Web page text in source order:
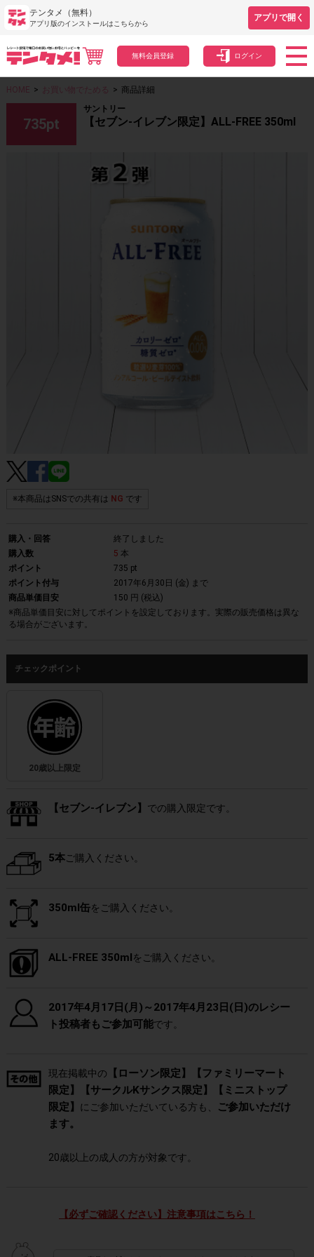
テンタメ（無料）
アプリ版のインストールはこちらから
アプリで開く
無料会員登録 ログイン
HOME > お買い物でためる > 商品詳細
735pt
サントリー
【セブン-イレブン限定】ALL-FREE 350ml
※本商品はSNSでの共有は NG です
購入・回答
終了しました
購入数
5 本
ポイント
735 pt
ポイント付与
2017年6月30日 (金) まで
商品単価目安
150 円 (税込)
※商品単価目安に対してポイントを設定しております。実際の販売価格は異な
る場合がございます。
チェックポイント
20歳以上限定
【セブン-イレブン】 での購入限定です。
5本ご購入ください。
350ml缶をご購入ください。
ALL-FREE 350mlをご購入ください。
2017年4月17日(月)～2017年4月23日(日)のレシー
ト投稿者もご参加可能です。
現在掲載中の
【ローソン限定】【ファミリーマート
限定】【サークルKサンクス限定】【ミニストップ
限定】
にご参加いただいている方も、
ご参加いただけ
ます。
20歳以上の成人の方が対象です。
【必ずご確認ください】注意事項はこちら！